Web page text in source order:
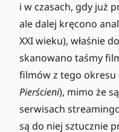
i w czasach, gdy już
ale dalej kręcono
XXI wieku), właśnie
skanowano taśmy
filmów z tego okresu
Pierścieni), mimo że
serwisach
są do niej sztucznie